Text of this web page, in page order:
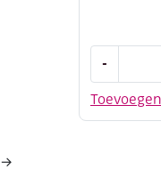
Toevoegen
-
/
→